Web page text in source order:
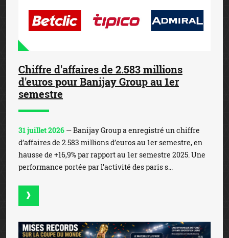
Chiffre d'affaires de 2.583 millions
d'euros pour Banijay Group au 1er
semestre
31 juillet 2026 — Banijay Group a enregistré un chiffre
d’affaires de 2.583 millions d’euros au 1er semestre, en
hausse de +16,9% par rapport au 1er semestre 2025. Une
performance portée par l’activité des paris s...